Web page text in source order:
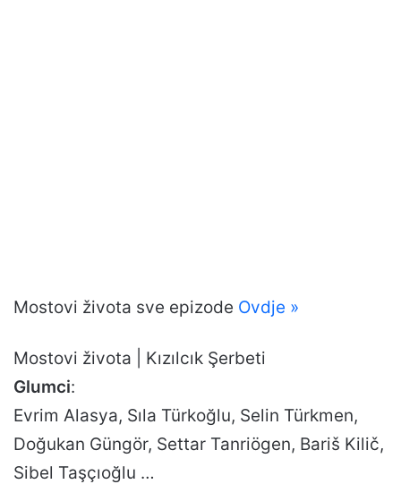
Mostovi života sve epizode Ovdje »
Mostovi života | Kızılcık Şerbeti
Glumci:
Evrim Alasya, Sıla Türkoğlu, Selin Türkmen,
Doğukan Güngör, Settar Tanriögen, Bariš Kilič,
Sibel Taşçıoğlu …